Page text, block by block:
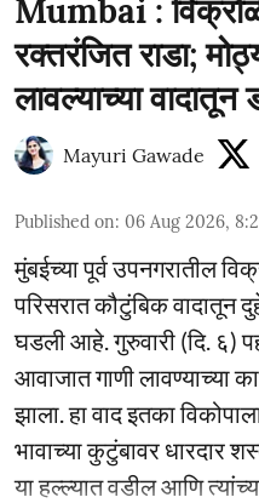
Mumbai :
रक्तरंजित राडा;
लावल्याच्या वादातून
Mayuri Gawade
Published on: 06 Aug 2026,
मुंबईच्या पूर्व उपनगरातील
परिसरात कौटुंबिक वादातून
घडली आहे. गुरुवारी (दि. ६)
आवाजात गाणी लावण्याच्या
झाला. हा वाद इतका
भावाच्या कुटुंबावर धारदार
या हल्ल्यात वडील आणि